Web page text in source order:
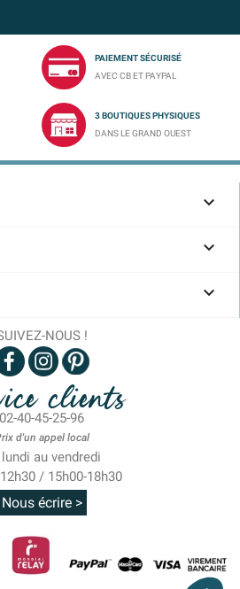
PAIEMENT SÉCURISÉ
AVEC CB ET PAYPAL
3 BOUTIQUES PHYSIQUES
DANS LE GRAND OUEST



NOUS !
clients
02-40-45-25-96
d'un appel local
lundi au vendredi
/ 15h00-18h30
Nous écrire >